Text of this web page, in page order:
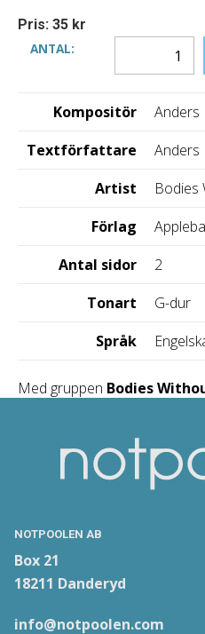
Pris: 35 kr
ANTAL:
Kompositör
Anders
Textförfattare
Anders
Artist
Bodies
Förlag
Antal sidor
2
Tonart
G-dur
Språk
Med gruppen Bodies
NOTPOOLEN AB
Box 21
18211 Danderyd
info@notpoolen.com